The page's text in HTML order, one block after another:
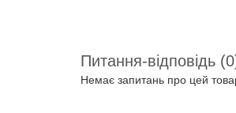
Питання-відповідь
Немає запитань про цей